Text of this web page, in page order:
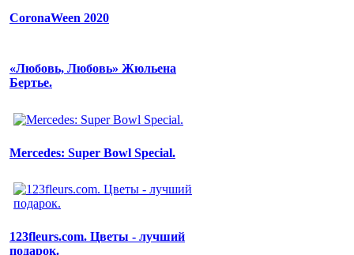
CoronaWeen 2020
«Любовь, Любовь» Жюльена
Бертье.
Mercedes: Super Bowl Special.
123fleurs.com. Цветы - лучший
подарок.